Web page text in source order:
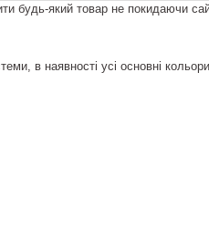
будь-який товар не покидаючи
в наявності усі основні кольори.